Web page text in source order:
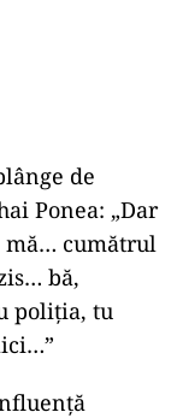
de
Ponea: „Dar
mă… cumătrul
bă,
poliția, tu